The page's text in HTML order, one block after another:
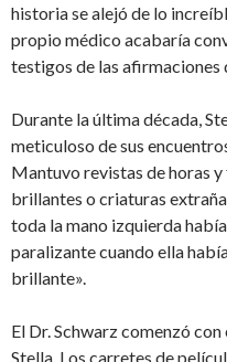
historia se alejó de lo
propio médico acabaría
testigos de las afirmaciones
Durante la última década,
meticuloso de sus
Mantuvo revistas de horas y
brillantes o criaturas
toda la mano izquierda
paralizante cuando ella
brillante».
El Dr. Schwarz comenzó
Stella. Los carretes de